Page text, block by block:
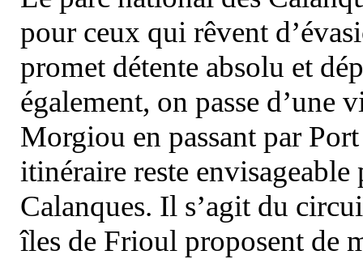
pour ceux qui rêvent
promet détente absolu et
également, on passe d’une
Morgiou en passant par
itinéraire reste
Calanques. Il s’agit du
îles de Frioul proposent de